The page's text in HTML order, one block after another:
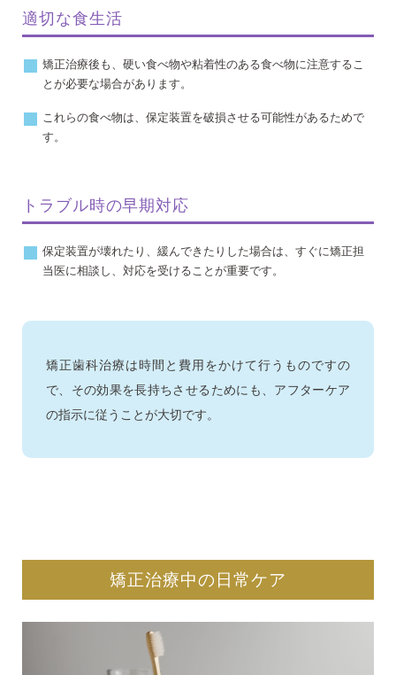
適切な食生活
矯正治療後も、硬い食べ物や粘着性のある食べ物に注意するこ
とが必要な場合があります。
これらの食べ物は、保定装置を破損させる可能性があるためで
す。
トラブル時の早期対応
保定装置が壊れたり、緩んできたりした場合は、すぐに矯正担
当医に相談し、対応を受けることが重要です。
矯正歯科治療は時間と費用をかけて行うものですの
で、その効果を長持ちさせるためにも、アフターケア
の指示に従うことが大切です。
矯正治療中の日常ケア